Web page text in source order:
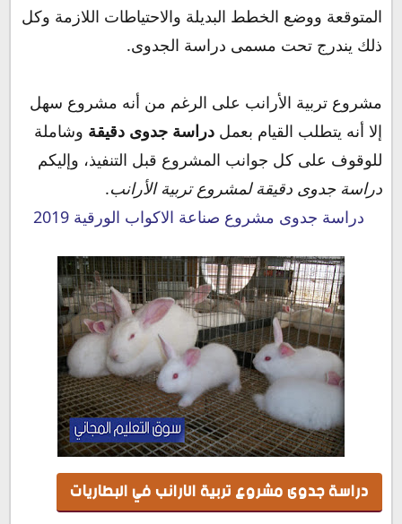
المتوقعة ووضع الخطط البديلة والاحتياطات اللازمة وكل
ذلك يندرج تحت مسمى دراسة الجدوى.
مشروع تربية الأرانب على الرغم من أنه مشروع سهل
إلا أنه يتطلب القيام بعمل دراسة جدوى دقيقة وشاملة
للوقوف على كل جوانب المشروع قبل التنفيذ، وإليكم
دراسة جدوى دقيقة لمشروع تربية الأرانب.
دراسة جدوى مشروع صناعة الاكواب الورقية 2019
دراسة جدوى مشروع تربية الارانب في البطاريات